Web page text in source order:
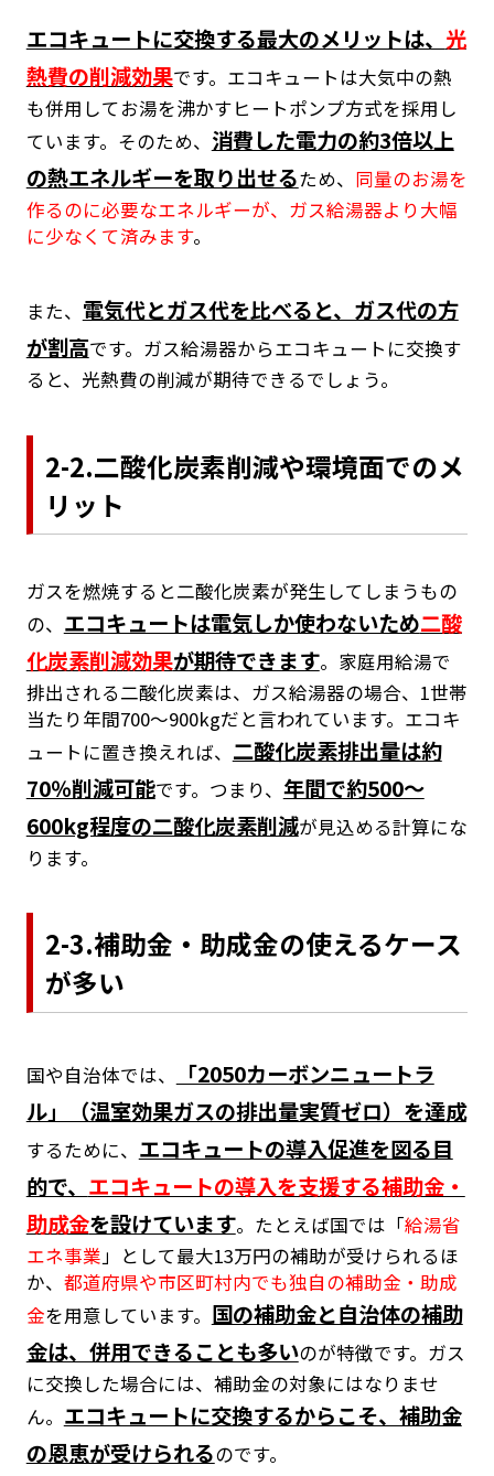
エコキュートに交換する最大のメリットは、 光
熱費の削減効果です。エコキュートは大気中の熱
も併用してお湯を沸かすヒートポンプ方式を採用し
ています。そのため、 消費した電力の約3倍以上
の熱エネルギーを取り出せるため、 同量のお湯を
作るのに必要なエネルギーが、ガス給湯器より大幅
に少なくて済みます。
また、 電気代とガス代を比べると、ガス代の方
が割高です。ガス給湯器からエコキュートに交換す
ると、光熱費の削減が期待できるでしょう。
2-2.二酸化炭素削減や環境面でのメ
リット
ガスを燃焼すると二酸化炭素が発生してしまうもの
の、 エコキュートは電気しか使わないため二酸
化炭素削減効果が期待できます。家庭用給湯で
排出される二酸化炭素は、ガス給湯器の場合、1世帯
当たり年間700～900kgだと言われています。エコキ
ュートに置き換えれば、 二酸化炭素排出量は約
70％削減可能です。つまり、 年間で約500～
600kg程度の二酸化炭素削減が見込める計算にな
ります。
2-3.補助金・助成金の使えるケース
が多い
国や自治体では、
「2050カーボンニュートラ
ル」（温室効果ガスの排出量実質ゼロ）を達成
するために、 エコキュートの導入促進を図る目
的で、 エコキュートの導入を支援する補助金・
助成金を設けています。たとえば国では「給湯省
エネ事業」として最大13万円の補助が受けられるほ
か、 都道府県や市区町村内でも独自の補助金・助成
金を用意しています。 国の補助金と自治体の補助
金は、併用できることも多いのが特徴です。ガス
に交換した場合には、補助金の対象にはなりませ
ん。 エコキュートに交換するからこそ、補助金
の恩恵が受けられるのです。